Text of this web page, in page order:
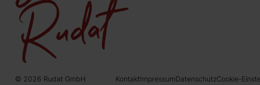
© 2026 Rudat GmbH KontaktImpressumDatenschutzCookie-